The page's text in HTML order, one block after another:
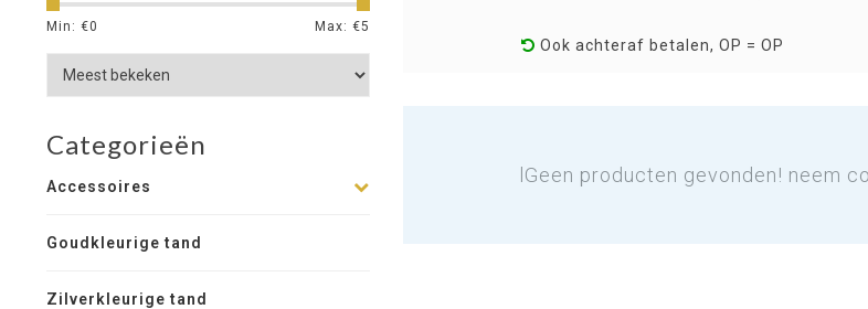
Min: €0 Max: €5
Categorieën
Accessoires
Goudkleurige tand
Zilverkleurige tand
Ook achteraf betalen, OP = OP
lGeen producten gevonden! neem